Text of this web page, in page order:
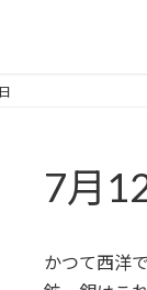
7月
かつて西洋